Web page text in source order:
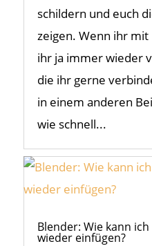
schildern und euch
zeigen. Wenn ihr
ihr ja immer wieder
die ihr gerne
in einem anderen
wie schnell...
Blender: Wie kann
wieder einfügen?